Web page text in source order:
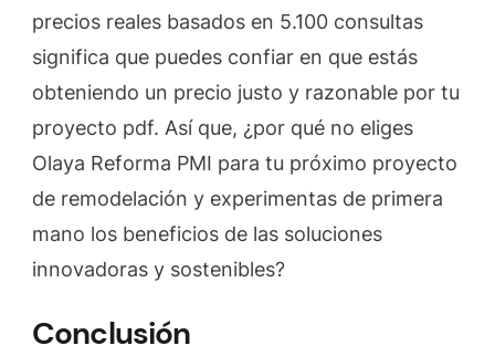
precios reales basados en 5.100 consultas
significa que puedes confiar en que estás
obteniendo un precio justo y razonable por tu
proyecto pdf. Así que, ¿por qué no eliges
Olaya Reforma PMI para tu próximo proyecto
de remodelación y experimentas de primera
mano los beneficios de las soluciones
innovadoras y sostenibles?
Conclusión